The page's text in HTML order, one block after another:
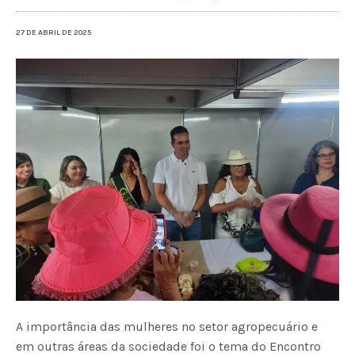
27 DE ABRIL DE 2025
A importância das mulheres no setor agropecuário e
em outras áreas da sociedade foi o tema do Encontro